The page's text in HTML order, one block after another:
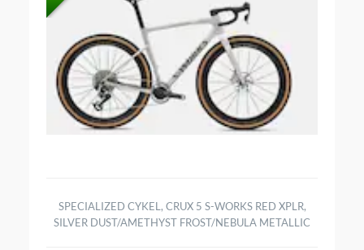
SPECIALIZED CYKEL, CRUX 5 S-WORKS RED XPLR,
SILVER DUST/AMETHYST FROST/NEBULA METALLIC